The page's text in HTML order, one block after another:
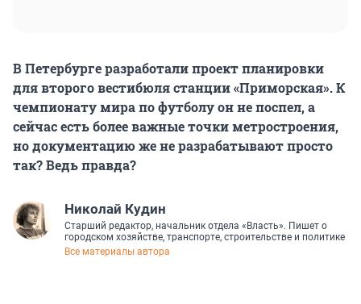
В Петербурге разработали проект планировки
для второго вестибюля станции «Приморская». К
чемпионату мира по футболу он не поспел, а
сейчас есть более важные точки метростроения,
но документацию же не разрабатывают просто
так? Ведь правда?
Николай Кудин
Старший редактор, начальник отдела «Власть». Пишет о
городском хозяйстве, транспорте, строительстве и политике
Все материалы автора